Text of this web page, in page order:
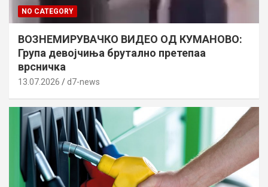
NO CATEGORY
ВОЗНЕМИРУВАЧКО ВИДЕО ОД КУМАНОВО:
Група девојчиња брутално претепаа
врсничка
13.07.2026 d7-news